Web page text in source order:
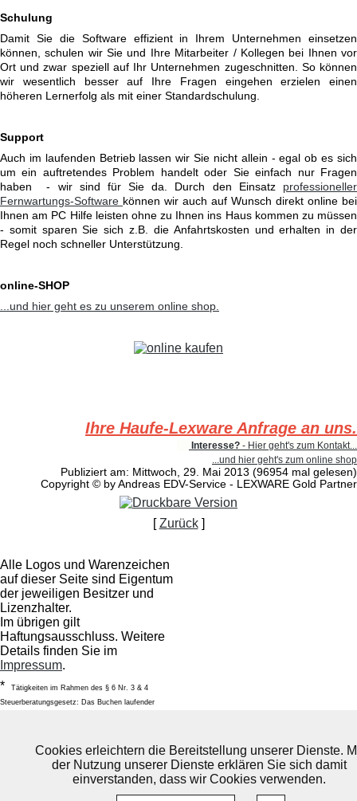
Schulung
Damit Sie die Software effizient in Ihrem Unternehmen einsetzen
können, schulen wir Sie und Ihre Mitarbeiter / Kollegen bei Ihnen vor
Ort und zwar speziell auf Ihr Unternehmen zugeschnitten. So können
wir wesentlich besser auf Ihre Fragen eingehen erzielen einen
höheren Lernerfolg als mit einer Standardschulung.
Support
Auch im laufenden Betrieb lassen wir Sie nicht allein - egal ob es sich
um ein auftretendes Problem handelt oder Sie einfach nur Fragen
haben - wir sind für Sie da. Durch den Einsatz professioneller
Fernwartungs-Software können wir auch auf Wunsch direkt online bei
Ihnen am PC Hilfe leisten ohne zu Ihnen ins Haus kommen zu müssen
- somit sparen Sie sich z.B. die Anfahrtskosten und erhalten in der
Regel noch schneller Unterstützung.
online-SHOP
...und hier geht es zu unserem online shop.
Ihre Haufe-Lexware Anfrage an uns.
Interesse? - Hier geht's zum Kontakt...
...und hier geht's zum online shop
Publiziert am: Mittwoch, 29. Mai 2013 (96954 mal gelesen)
Copyright © by Andreas EDV-Service - LEXWARE Gold Partner
[Zurück]
Alle Logos und Warenzeichen
auf dieser Seite sind Eigentum
der jeweiligen Besitzer und
Lizenzhalter.
Im übrigen gilt
Haftungsausschluss. Weitere
Details finden Sie im
Impressum.
*
Tätigkeiten im Rahmen des § 6 Nr. 3 & 4
Steuerberatungsgesetz: Das Buchen laufender
Datenschutzerklärung
AGB -
Allgemeine Geschäftsbedingungen
Cookies erleichtern die Bereitstellung unserer Dienste.
der Nutzung unserer Dienste erklären Sie sich damit
einverstanden, dass wir Cookies verwenden.